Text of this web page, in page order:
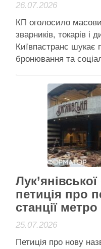
26.07.2026
КП оголосило
зварників, токарів і
Київпастранс шукає
бронювання та
про масовий набір
бракує водіїв
а також токарів,
кадрового …
Читати даліАктивісти
петиція про
станції
25.07.2026
Петиція про нову